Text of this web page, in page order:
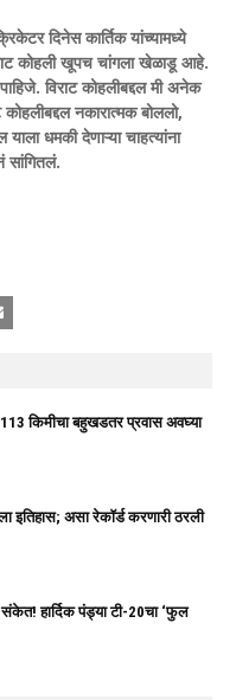
दिनेस कार्तिक यांच्यामध्ये
कोहली खूपच चांगला खेळाडू आहे.
विराट कोहलीबद्दल मी अनेक
नकारात्मक बोललो,
धमकी देणाऱ्या चाहत्यांना
सांगितलं.
किमीचा बहुखडतर प्रवास अवघ्या
इतिहास; असा रेकॉर्ड करणारी ठरली
हार्दिक पंड्या टी-20चा ‘फुल